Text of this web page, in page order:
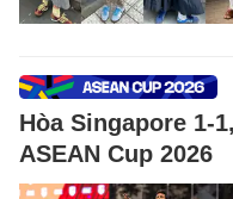
Hòa Singapore 1-
ASEAN Cup 2026